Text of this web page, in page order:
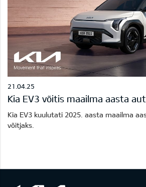
21.04.25
Kia EV3 võitis maailma aasta
Kia EV3 kuulutati 2025. aasta maailma
võitjaks.